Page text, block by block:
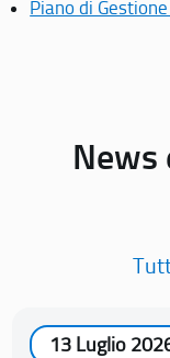
Piano di
News
13 Luglio